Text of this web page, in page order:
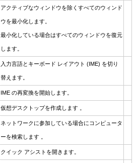
アクティブなウィンドウを除くすべてのウィンド
ウを最小化します。
最小化している場合はすべてのウィンドウを復元
します。
入力言語とキーボード レイアウト (IME) を切り
替えます。
IME の再変換を開始します。
仮想デスクトップを作成します 。
ネットワークに参加している場合にコンピュータ
ーを検索します 。
クイック アシストを開きます。